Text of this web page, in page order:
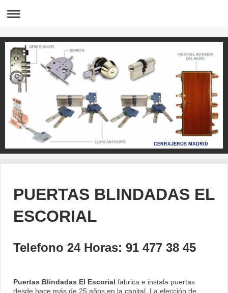
CERRAJEROS MADRID
PUERTAS BLINDADAS EL
ESCORIAL
Telefono 24 Horas: 91 477 38 45
Puertas Blindadas El Escorial fabrica e instala puertas
desde hace más de 25 años en la capital. La elección de